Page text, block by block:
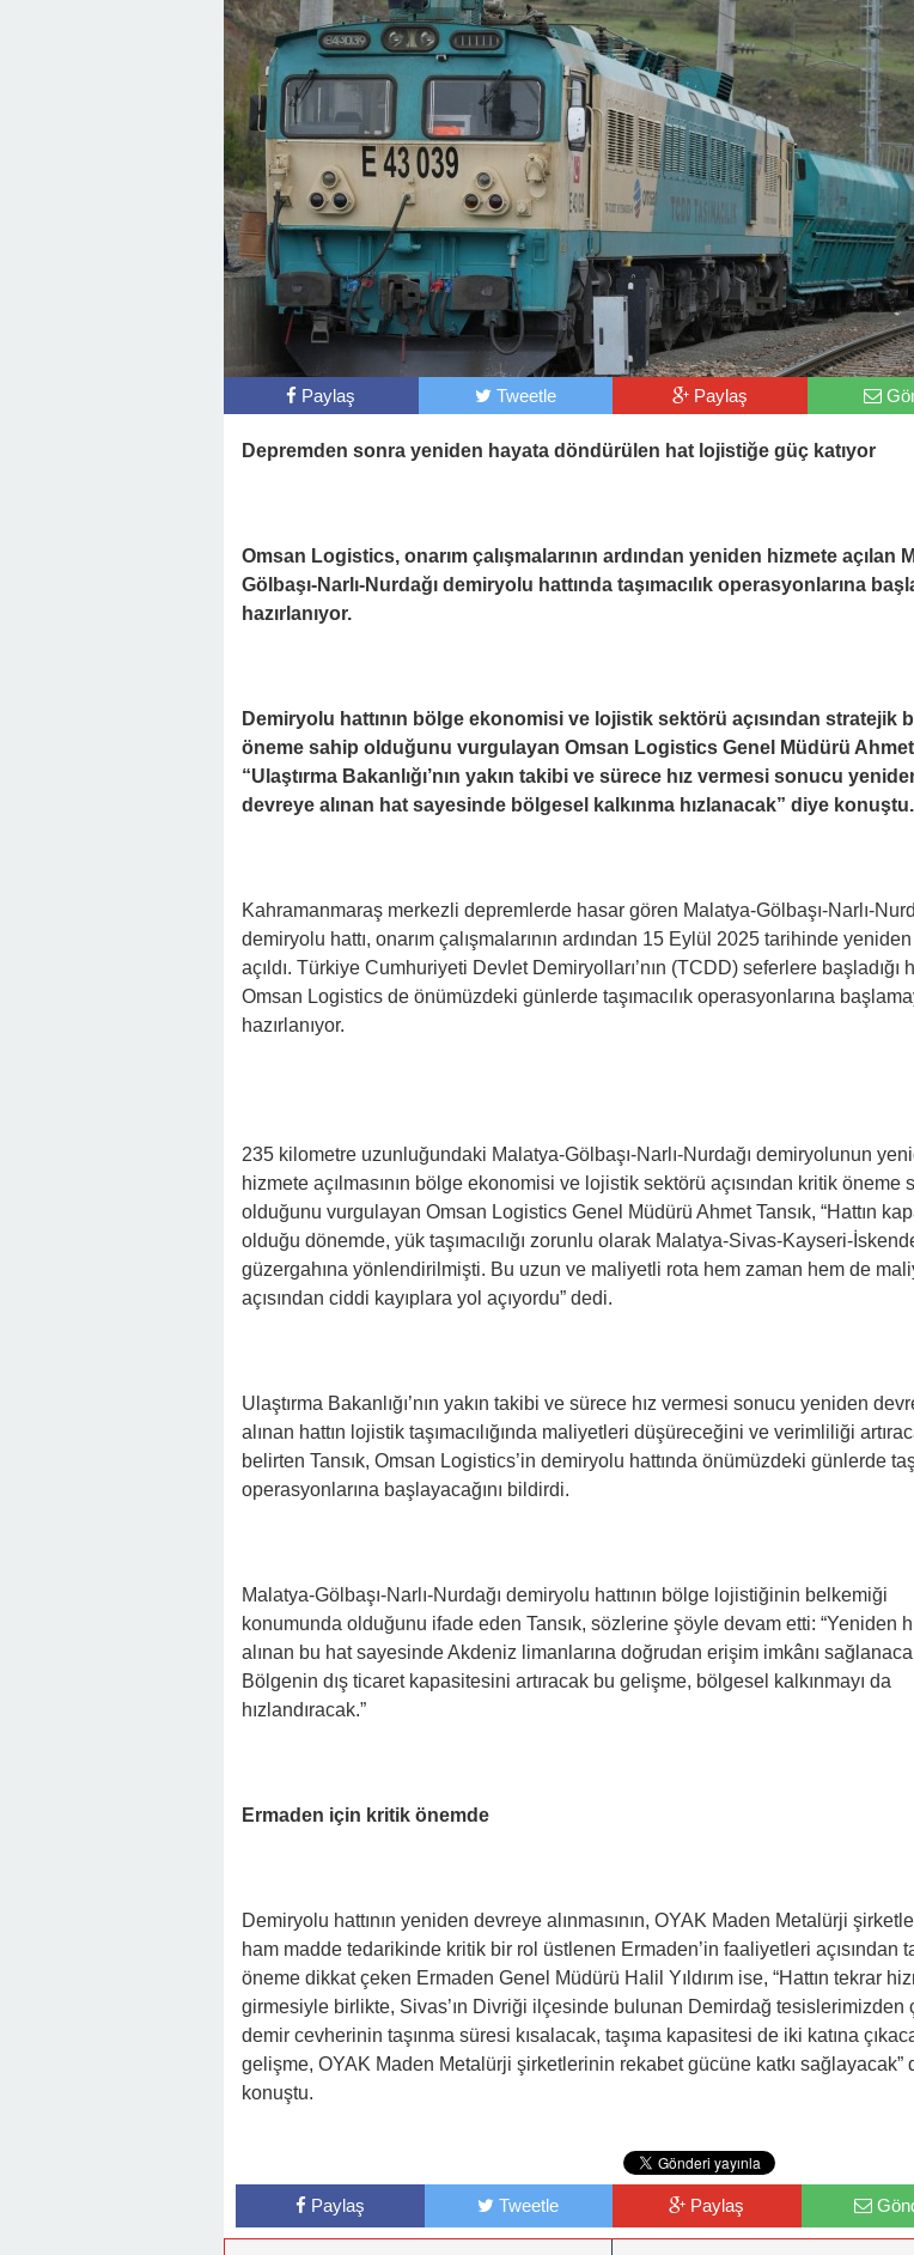
Paylaş Tweetle Paylaş
Depremden sonra yeniden hayata döndürülen hat lojistiğe güç katıyor
Omsan Logistics, onarım çalışmalarının ardından yeniden hizmete açılan
Gölbaşı-Narlı-Nurdağı demiryolu hattında taşımacılık operasyonlarına
hazırlanıyor.
Demiryolu hattının bölge ekonomisi ve lojistik sektörü açısından stratejik
öneme sahip olduğunu vurgulayan Omsan Logistics Genel Müdürü Ahmet
“Ulaştırma Bakanlığı’nın yakın takibi ve sürece hız vermesi sonucu
devreye alınan hat sayesinde bölgesel kalkınma hızlanacak” diye konuştu.
Kahramanmaraş merkezli depremlerde hasar gören Malatya-Gölbaşı-Narlı-
demiryolu hattı, onarım çalışmalarının ardından 15 Eylül 2025 tarihinde
açıldı. Türkiye Cumhuriyeti Devlet Demiryolları’nın (TCDD) seferlere başladığı
Omsan Logistics de önümüzdeki günlerde taşımacılık operasyonlarına
hazırlanıyor.
235 kilometre uzunluğundaki Malatya-Gölbaşı-Narlı-Nurdağı demiryolunun
hizmete açılmasının bölge ekonomisi ve lojistik sektörü açısından kritik öneme
olduğunu vurgulayan Omsan Logistics Genel Müdürü Ahmet Tansık, “Hattın
olduğu dönemde, yük taşımacılığı zorunlu olarak Malatya-Sivas-Kayseri-
güzergahına yönlendirilmişti. Bu uzun ve maliyetli rota hem zaman hem de
açısından ciddi kayıplara yol açıyordu” dedi.
Ulaştırma Bakanlığı’nın yakın takibi ve sürece hız vermesi sonucu yeniden
alınan hattın lojistik taşımacılığında maliyetleri düşüreceğini ve verimliliği
belirten Tansık, Omsan Logistics’in demiryolu hattında önümüzdeki günlerde
operasyonlarına başlayacağını bildirdi.
Malatya-Gölbaşı-Narlı-Nurdağı demiryolu hattının bölge lojistiğinin belkemiği
konumunda olduğunu ifade eden Tansık, sözlerine şöyle devam etti: “Yeniden
alınan bu hat sayesinde Akdeniz limanlarına doğrudan erişim imkânı
Bölgenin dış ticaret kapasitesini artıracak bu gelişme, bölgesel kalkınmayı da
hızlandıracak.”
Ermaden için kritik önemde
Demiryolu hattının yeniden devreye alınmasının, OYAK Maden Metalürji
ham madde tedarikinde kritik bir rol üstlenen Ermaden’in faaliyetleri açısından
öneme dikkat çeken Ermaden Genel Müdürü Halil Yıldırım ise, “Hattın tekrar
girmesiyle birlikte, Sivas’ın Divriği ilçesinde bulunan Demirdağ tesislerimizden
demir cevherinin taşınma süresi kısalacak, taşıma kapasitesi de iki katına
gelişme, OYAK Maden Metalürji şirketlerinin rekabet gücüne katkı sağlayacak”
konuştu.
Paylaş Tweetle Paylaş
Başkan Posbıyık’tan Bayram Mesajı BOZHANE LİMANI GÜN